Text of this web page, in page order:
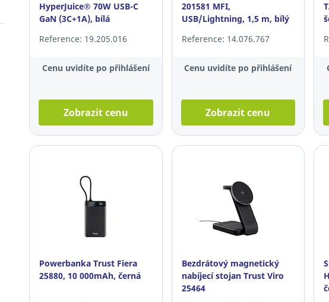
HyperJuice® 70W USB-C
GaN (3C+1A), bílá
Reference: 19.205.016
Cenu uvidíte po přihlášení
Zobrazit cenu
201581 MFI,
USB/Lightning, 1,5 m, bílý
Reference: 14.076.767
Cenu uvidíte po přihlášení
Zobrazit cenu
Powerbanka Trust Fiera
25880, 10 000mAh, černá
Bezdrátový magnetický
nabíjecí stojan Trust Viro
25464